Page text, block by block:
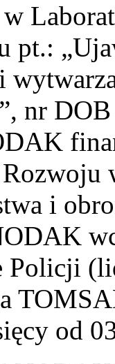
pt.:
nr
i
Policji
od